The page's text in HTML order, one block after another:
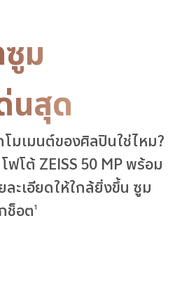
ม
นสุด
มเมนต์ของศิลปินใช่ไหม?
ฟโต้ ZEISS 50 MP พร้อม
ละเอียดให้ใกล้ยิ่งขึ้น ซูม
ช็อต1